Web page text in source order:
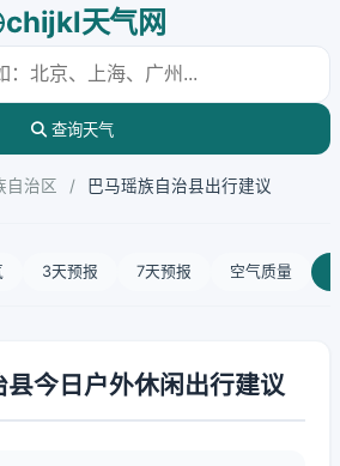
chijkl天气网
查询天气
自治区 / 巴马瑶族自治县出行建议
3天预报 7天预报 空气质量
县今日户外休闲出行建议